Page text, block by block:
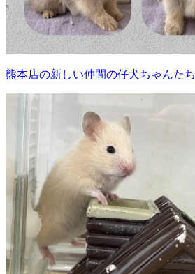
熊本店の新しい仲間の仔犬ちゃんたち